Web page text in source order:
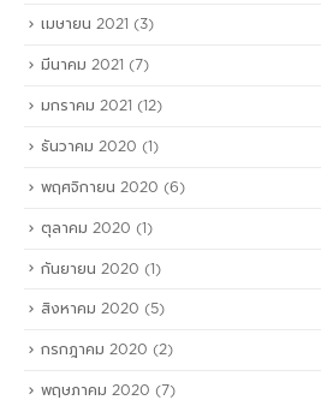
เมษายน 2021 (3)
มีนาคม 2021 (7)
มกราคม 2021 (12)
ธันวาคม 2020 (1)
พฤศจิกายน 2020 (6)
ตุลาคม 2020 (1)
กันยายน 2020 (1)
สิงหาคม 2020 (5)
กรกฎาคม 2020 (2)
พฤษภาคม 2020 (7)